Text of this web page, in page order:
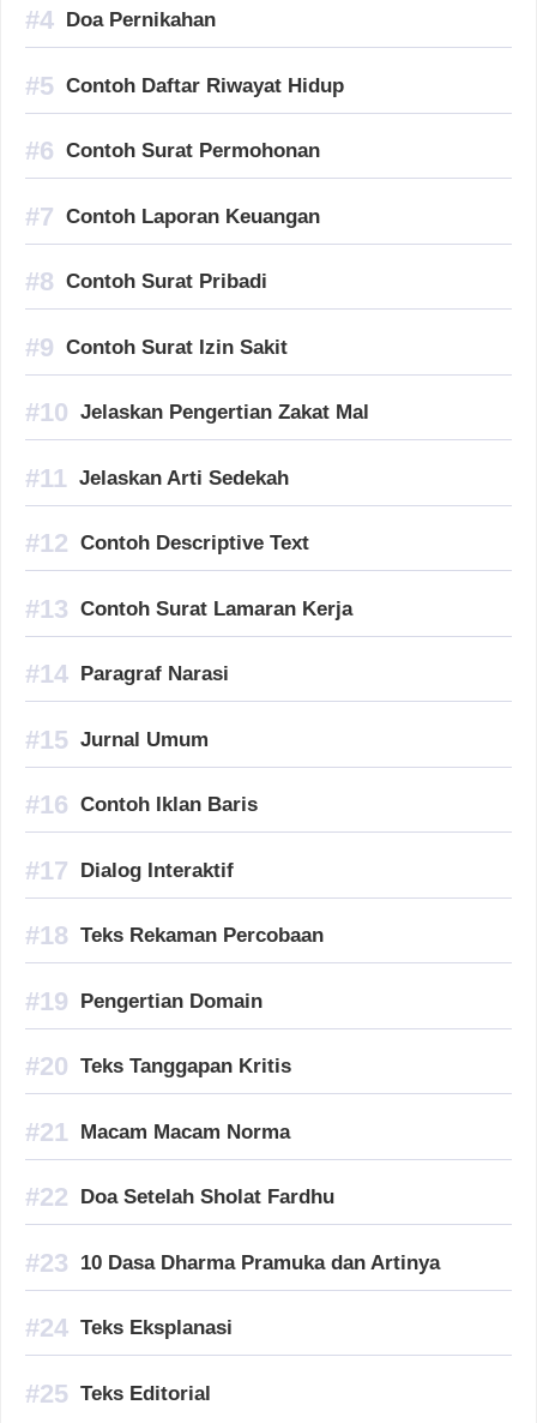
Doa Pernikahan
Contoh Daftar Riwayat Hidup
Contoh Surat Permohonan
Contoh Laporan Keuangan
Contoh Surat Pribadi
Contoh Surat Izin Sakit
Jelaskan Pengertian Zakat Mal
Jelaskan Arti Sedekah
Contoh Descriptive Text
Contoh Surat Lamaran Kerja
Paragraf Narasi
Jurnal Umum
Contoh Iklan Baris
Dialog Interaktif
Teks Rekaman Percobaan
Pengertian Domain
Teks Tanggapan Kritis
Macam Macam Norma
Doa Setelah Sholat Fardhu
10 Dasa Dharma Pramuka dan Artinya
Teks Eksplanasi
Teks Editorial